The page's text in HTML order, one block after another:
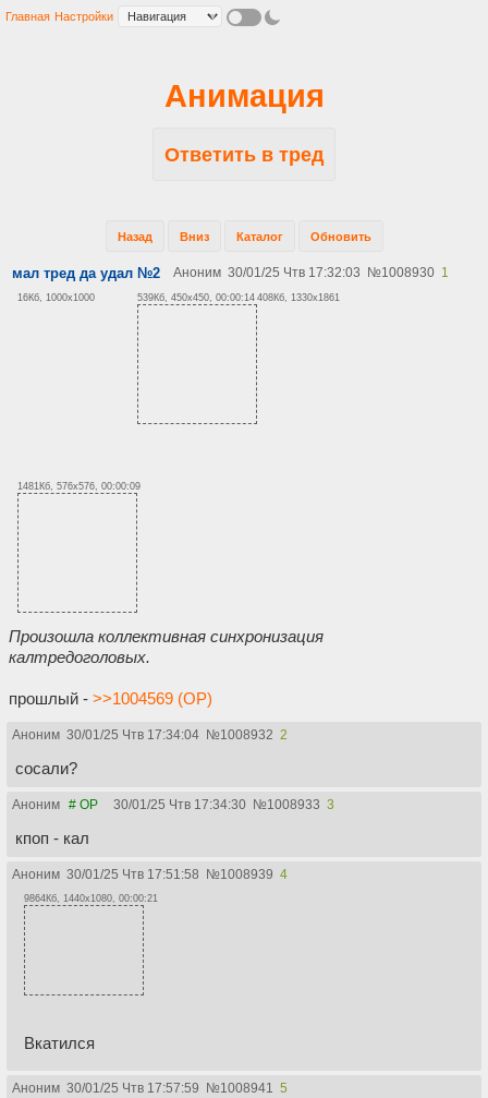
Главная Настройки
Анимация
Ответить в тред
Назад Вниз Каталог Обновить
мал тред да удал №2 Аноним 30/01/25 Чтв 17:32:03 №1008930 1
16Кб, 1000x1000 539Кб, 450x450, 00:00:14 408Кб, 1330x1861
1481Кб, 576x576, 00:00:09
Произошла коллективная синхронизация
калтредоголовых.
прошлый - >>1004569 (OP)
Аноним 30/01/25 Чтв 17:34:04 №1008932 2
сосали?
Аноним # OP 30/01/25 Чтв 17:34:30 №1008933 3
кпоп - кал
Аноним 30/01/25 Чтв 17:51:58 №1008939 4
9864Кб, 1440x1080, 00:00:21
Вкатился
Аноним 30/01/25 Чтв 17:57:59 №1008941 5